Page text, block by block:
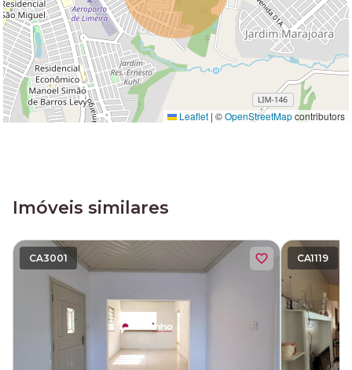
Leaflet | ©OpenStreetMapcontributors
Imóveis similares
CA3001 CA1119